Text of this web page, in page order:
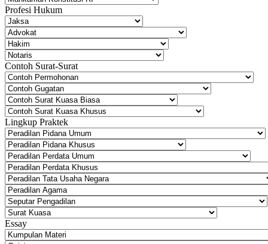
Profesi Hukum
Contoh Surat-Surat
Lingkup Praktek
Essay